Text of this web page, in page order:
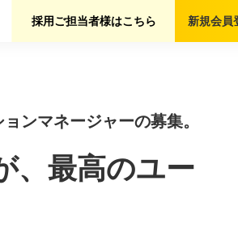
採用ご担当者様はこちら 新規会員
ンマネージャーの募集。
、最高のユー